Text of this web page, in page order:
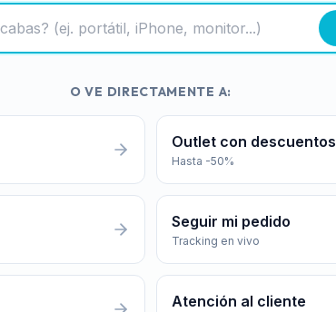
O VE DIRECTAMENTE A:
Outlet con descuentos
Hasta -50%
Seguir mi pedido
Tracking en vivo
Atención al cliente